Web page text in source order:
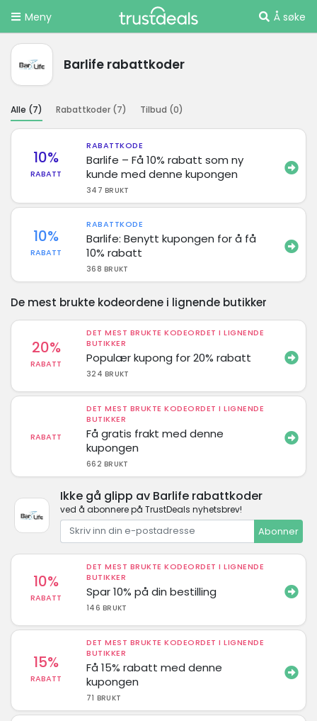
Meny Å søke
Barlife rabattkoder
Alle (7) Rabattkoder (7) Tilbud (0)
10%
RABATT
RABATTKODE
Barlife – Få 10% rabatt som ny
kunde med denne kupongen
347 BRUKT
10%
RABATT
RABATTKODE
Barlife: Benytt kupongen for å få
10% rabatt
368 BRUKT
De mest brukte kodeordene i lignende butikker
20%
RABATT
DET MEST BRUKTE KODEORDET I LIGNENDE
BUTIKKER
Populær kupong for 20% rabatt
324 BRUKT
RABATT
DET MEST BRUKTE KODEORDET I LIGNENDE
BUTIKKER
Få gratis frakt med denne
kupongen
662 BRUKT
Ikke gå glipp av Barlife rabattkoder
ved å abonnere på TrustDeals nyhetsbrev!
Abonner
10%
RABATT
DET MEST BRUKTE KODEORDET I LIGNENDE
BUTIKKER
Spar 10% på din bestilling
146 BRUKT
15%
RABATT
DET MEST BRUKTE KODEORDET I LIGNENDE
BUTIKKER
Få 15% rabatt med denne
kupongen
71 BRUKT